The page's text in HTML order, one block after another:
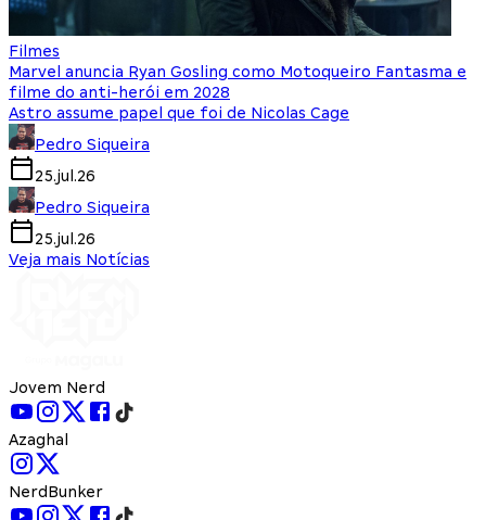
Filmes
Marvel anuncia Ryan Gosling como Motoqueiro Fantasma e
filme do anti-herói em 2028
Astro assume papel que foi de Nicolas Cage
Pedro Siqueira
25.jul.26
Pedro Siqueira
25.jul.26
Veja mais Notícias
Jovem Nerd
Azaghal
NerdBunker